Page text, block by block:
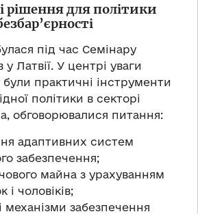
рішення для політики
під час Семінару
Латвії. У центрі уваги
були практичні інструменти
політики в секторі
обговорювалися питання:
адаптивних систем
забезпечення;
майна з урахуванням
і чоловіків;
механізми забезпечення